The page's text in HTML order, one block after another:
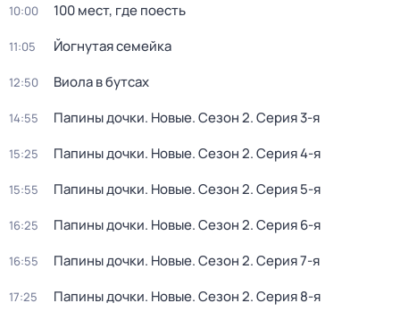
10:00 100 мест, где поесть
11:05 Йогнутая семейка
12:50 Виола в бутсах
14:55 Папины дочки. Новые. Сезон 2. Серия 3-я
15:25 Папины дочки. Новые. Сезон 2. Серия 4-я
15:55 Папины дочки. Новые. Сезон 2. Серия 5-я
16:25 Папины дочки. Новые. Сезон 2. Серия 6-я
16:55 Папины дочки. Новые. Сезон 2. Серия 7-я
17:25 Папины дочки. Новые. Сезон 2. Серия 8-я